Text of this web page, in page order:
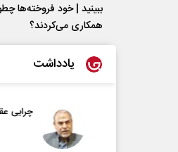
ببینید | خود فروخته‌ها
همکاری می‌کردند؟
یادداشت
چرایی